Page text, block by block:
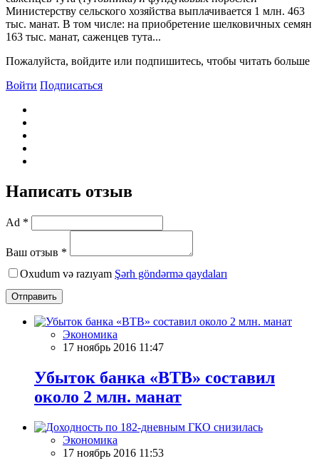
Министерству сельского хозяйства выплачивается 1 млн. 463
тыс. манат. В том числе: на приобретение шелковичных семян
163 тыс. манат, саженцев тута...
Пожалуйста, войдите или подпишитесь, чтобы читать больше
Войти Подписаться
Написать отзыв
Ad *
Ваш отзыв *
Oxudum və razıyam Şərh göndərmə qaydaları
Отправить
Экономика
17 ноябрь 2016 11:47
Убыток банка «BTB» составил
около 2 млн. манат
Экономика
17 ноябрь 2016 11:53